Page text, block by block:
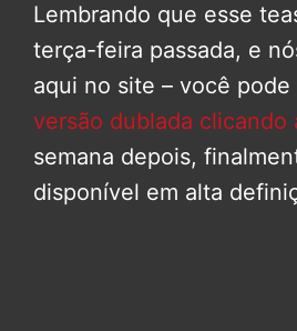
Lembrando que esse
terça-feira passada, e
aqui no site – você pode
versão dublada clicando
semana depois,
disponível em alta